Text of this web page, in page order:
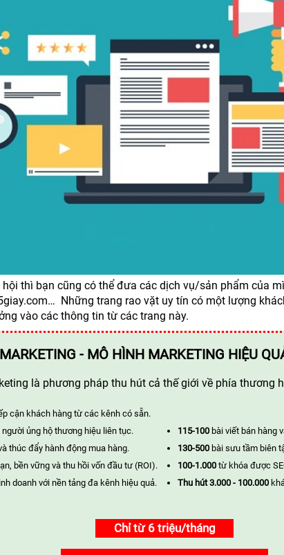
thì bạn cũng có thể đưa các dịch vụ/sản phẩm của
Những trang rao vặt uy tín có một lượng
vào các thông tin từ các trang này.
- MÔ HÌNH MARKETING HIỆU
là phương pháp thu hút cả thế giới về phía thương
cận khách hàng từ các kênh có sẵn.
ủng hộ thương hiệu liên tục.
thúc đẩy hành động mua hàng.
bền vững và thu hồi vốn đầu tư (ROI).
doanh với nền tảng đa kênh hiệu quả.
115-100 bài viết bán hàng
130-500 bài sưu tầm biên
100-1.000 từ khóa được
Thu hút 3.000 - 100.000
Chỉ từ 6 triệu/tháng